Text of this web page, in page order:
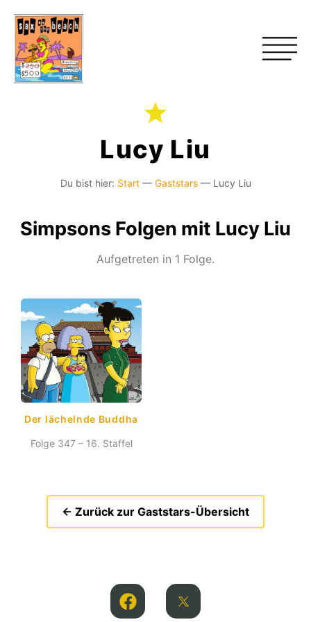
Lucy Liu
Du bist hier: Start— Gaststars— Lucy Liu
Simpsons Folgen mit Lucy Liu
Aufgetreten in 1 Folge.
Der lächelnde Buddha
Folge 347 – 16. Staffel
← Zurück zur Gaststars-Übersicht